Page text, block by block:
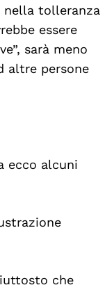
nella tolleranza
essere
sarà meno
altre persone
ecco alcuni
che